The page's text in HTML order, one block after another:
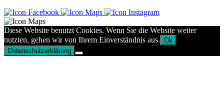
Diese Website benutzt Cookies. Wenn Sie die Website weiter
nutzten, gehen wir von Ihrem Einverständnis aus. Ok
Datenschutzerklärung